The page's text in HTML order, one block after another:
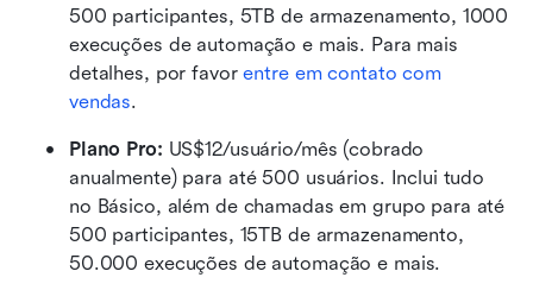
500 participantes, 5TB de armazenamento, 1000
execuções de automação e mais. Para mais
detalhes, por favor entre em contato com
vendas.
Plano Pro: US$12/usuário/mês (cobrado
anualmente) para até 500 usuários. Inclui tudo
no Básico, além de chamadas em grupo para até
500 participantes, 15TB de armazenamento,
50.000 execuções de automação e mais.